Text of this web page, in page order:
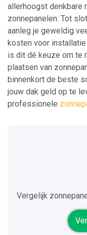
allerhoogst denkbare
zonnepanelen. Tot
aanleg je geweldig
kosten voor
is dit dé keuze om te
plaatsen van
binnenkort de beste
jouw dak geld op te
professionele
Vergelijk